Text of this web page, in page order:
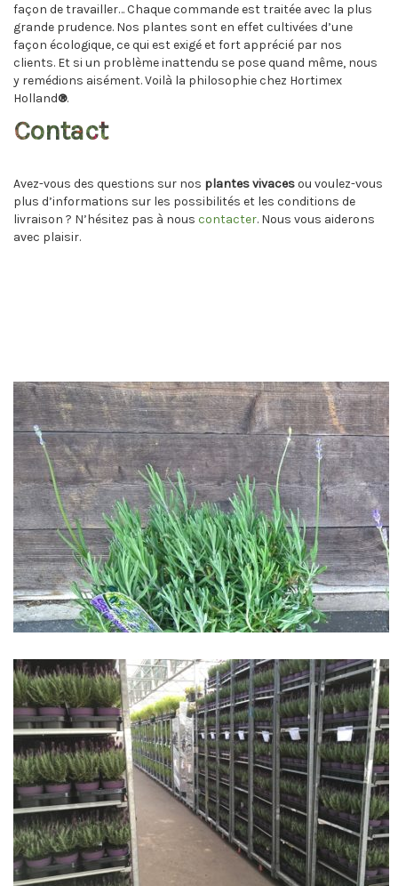
façon de travailler… Chaque commande est traitée avec la plus
grande prudence. Nos plantes sont en effet cultivées d’une
façon écologique, ce qui est exigé et fort apprécié par nos
clients. Et si un problème inattendu se pose quand même, nous
y remédions aisément. Voilà la philosophie chez Hortimex
Holland®.
Contact
Avez-vous des questions sur nos plantes vivacesou voulez-vous
plus d’informations sur les possibilités et les conditions de
livraison ? N’hésitez pas à nous contacter. Nous vous aiderons
avec plaisir.